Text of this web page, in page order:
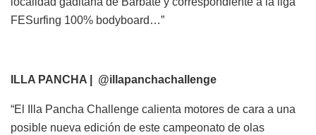
FESurfing 100% bodyboard…”
ILLA PANCHA | @illapanchachallenge
“El Illa Pancha Challenge calienta motores de cara a una
posible nueva edición de este campeonato de olas